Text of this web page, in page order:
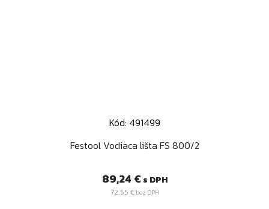
Kód: 491499
Festool Vodiaca lišta FS 800/2
Cena
89,24 € s DPH
72,55 €bez DPH